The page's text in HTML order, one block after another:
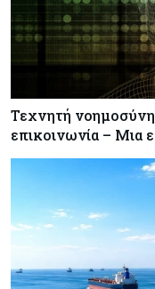
Τεχνητή
επικοινωνία – Μια